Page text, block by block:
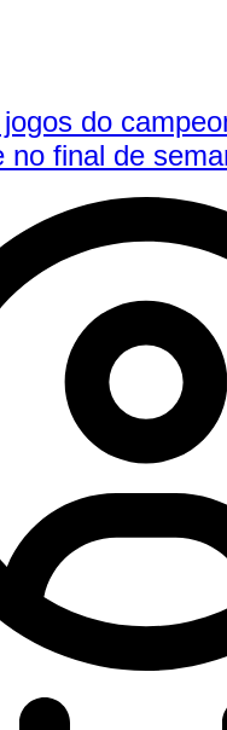
do
no final de